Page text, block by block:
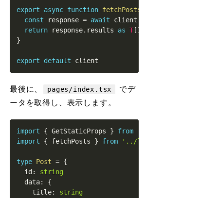
export async function fetchPosts
const response = await client
return response. results as T[ ]
}
export default
最後に、 pages/index.tsx
でデ
ータを取得し、表示します。
import { GetStaticProps } from
import
{ fetchPosts } from '../lib/PrismicClient'
type Post = {
  id
:
string
  data
:
{
    title
:
string